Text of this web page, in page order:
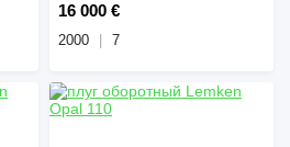
16 000 €
2000 7